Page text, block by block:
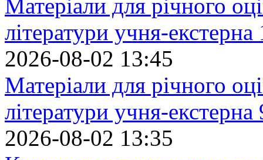
Матеріали для річного
літератури учня-екстерна
2026-08-02 13:45
Матеріали для річного
літератури учня-екстерна
2026-08-02 13:35